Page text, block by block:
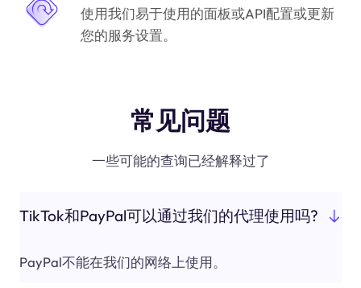
使用我们易于使用的面板或API配置或更新
您的服务设置。
常见问题
一些可能的查询已经解释过了
TikTok和PayPal可以通过我们的代理使用吗?
PayPal不能在我们的网络上使用。